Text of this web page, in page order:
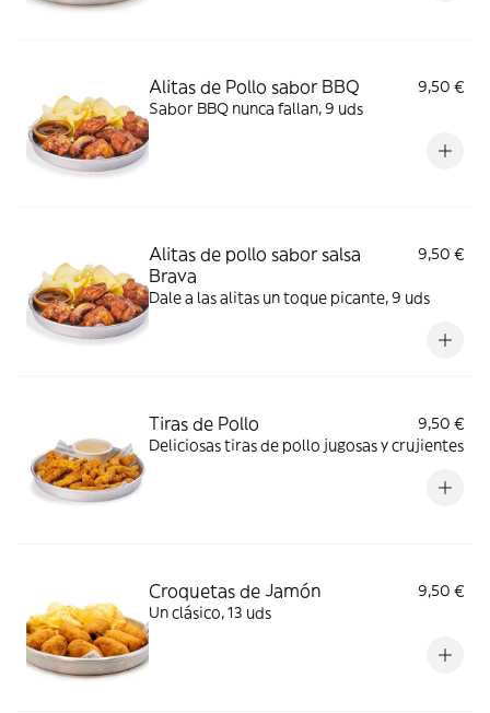
Alitas de Pollo sabor BBQ
9,50 €
Sabor BBQ nunca fallan, 9 uds
Alitas de pollo sabor salsa
Brava​
9,50 €
Dale a las alitas un toque picante, 9 uds
Tiras de Pollo
9,50 €
Deliciosas tiras de pollo jugosas y crujientes
Croquetas de Jamón
9,50 €
Un clásico, 13 uds